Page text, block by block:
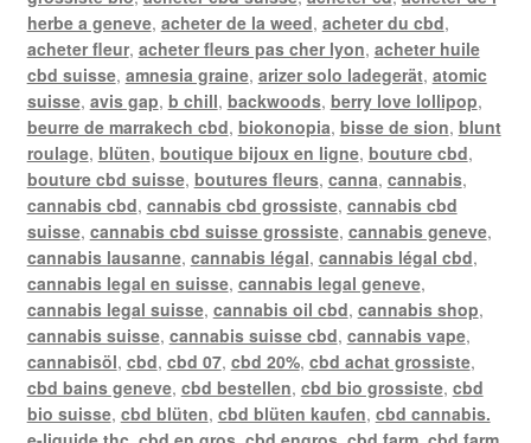
herbe a geneve, acheter de la weed, acheter du cbd,
acheter fleur, acheter fleurs pas cher lyon, acheter huile
cbd suisse, amnesia graine, arizer solo ladegerät, atomic
suisse, avis gap, b chill, backwoods, berry love lollipop,
beurre de marrakech cbd, biokonopia, bisse de sion, blunt
roulage, blüten, boutique bijoux en ligne, bouture cbd,
bouture cbd suisse, boutures fleurs, canna, cannabis,
cannabis cbd, cannabis cbd grossiste, cannabis cbd
suisse, cannabis cbd suisse grossiste, cannabis geneve,
cannabis lausanne, cannabis légal, cannabis légal cbd,
cannabis legal en suisse, cannabis legal geneve,
cannabis legal suisse, cannabis oil cbd, cannabis shop,
cannabis suisse, cannabis suisse cbd, cannabis vape,
cannabisöl, cbd, cbd 07, cbd 20%, cbd achat grossiste,
cbd bains geneve, cbd bestellen, cbd bio grossiste, cbd
bio suisse, cbd blüten, cbd blüten kaufen, cbd cannabis.